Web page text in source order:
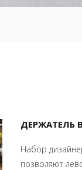
ДЕРЖАТЕЛЬ
Набор
позволяют